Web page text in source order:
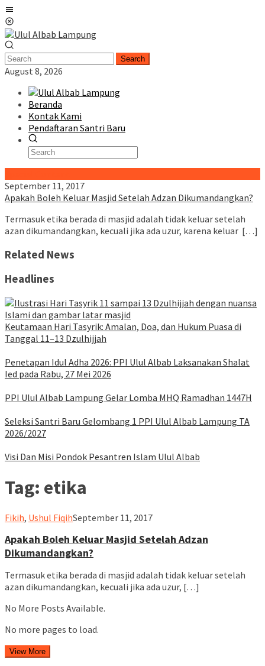
Skip
to
content
Search
August 8, 2026
Beranda
Kontak Kami
Pendaftaran Santri Baru
September 11, 2017
Apakah Boleh Keluar Masjid Setelah Adzan Dikumandangkan?
Termasuk etika berada di masjid adalah tidak keluar setelah
azan dikumandangkan, kecuali jika ada uzur, karena keluar […]
Related News
Headlines
Keutamaan Hari Tasyrik: Amalan, Doa, dan Hukum Puasa di
Tanggal 11–13 Dzulhijjah
Penetapan Idul Adha 2026: PPI Ulul Albab Laksanakan Shalat
Ied pada Rabu, 27 Mei 2026
PPI Ulul Albab Lampung Gelar Lomba MHQ Ramadhan 1447H
Seleksi Santri Baru Gelombang 1 PPI Ulul Albab Lampung TA
2026/2027
Visi Dan Misi Pondok Pesantren Islam Ulul Albab
Tag: etika
Fikih, Ushul Fiqihululalbablampung
September 11, 2017
Apakah Boleh Keluar Masjid Setelah Adzan
Dikumandangkan?
Termasuk etika berada di masjid adalah tidak keluar setelah
azan dikumandangkan, kecuali jika ada uzur, […]
No More Posts Available.
No more pages to load.
View More